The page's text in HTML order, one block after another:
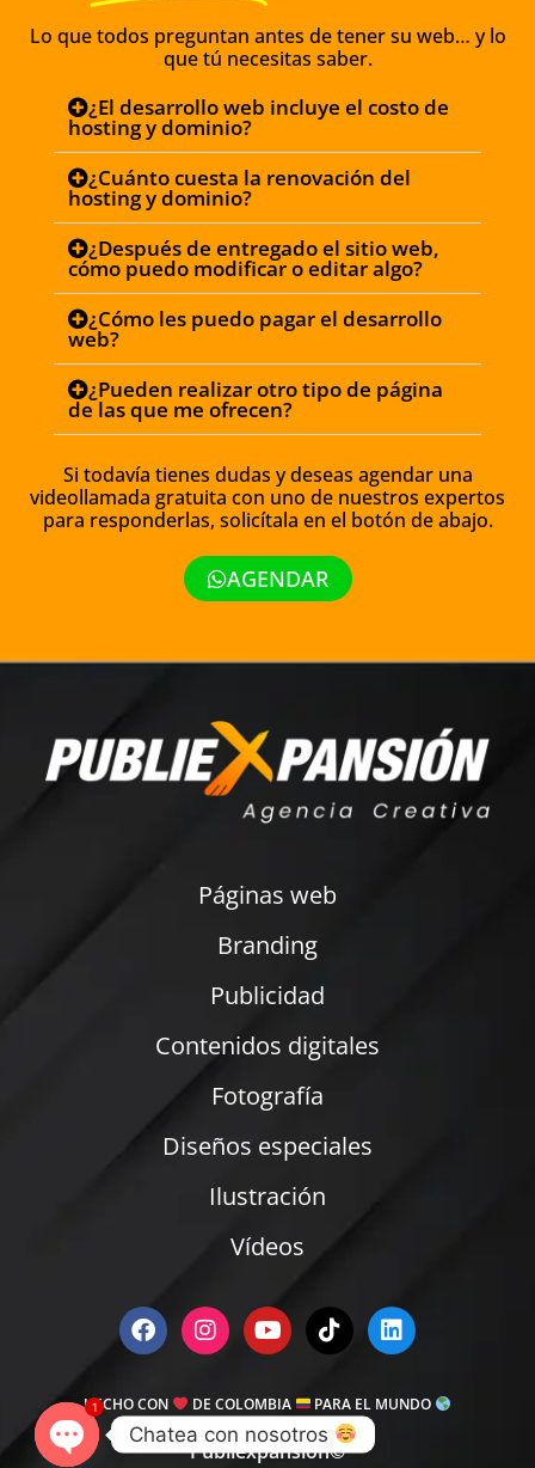
Lo que todos preguntan antes de tener su web… y lo
que tú necesitas saber.
¿El desarrollo web incluye el costo de
hosting y dominio?
¿Cuánto cuesta la renovación del
hosting y dominio?
¿Después de entregado el sitio web,
cómo puedo modificar o editar algo?
¿Cómo les puedo pagar el desarrollo
web?
¿Pueden realizar otro tipo de página
de las que me ofrecen?
Si todavía tienes dudas y deseas agendar una
videollamada gratuita con uno de nuestros expertos
para responderlas, solicítala en el botón de abajo.
AGENDAR
Páginas web
Branding
Publicidad
Contenidos digitales
Fotografía
Diseños especiales
Ilustración
Vídeos
HECHO CON DE COLOMBIA PARA EL MUNDO
Publiexpansion©
Chatea con nosotros
1